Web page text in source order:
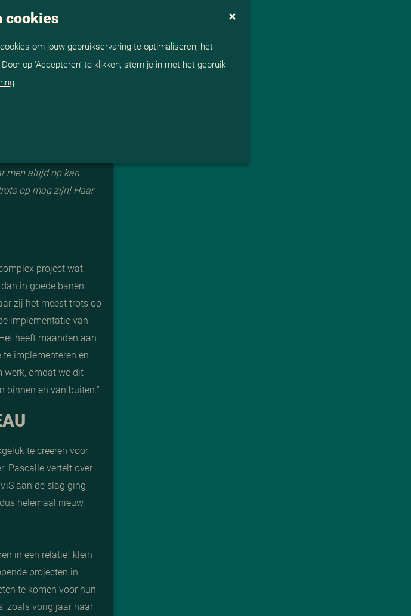
ook tijdens mijn
alle andere collega’s is
uitjes veel
Niet alleen voor
hele land aan hun
men altijd op kan
op mag zijn! Haar
project wat
in goede banen
zij het meest trots op
implementatie van
heeft maanden aan
implementeren en
werk, omdat we dit
binnen en van buiten.”
te creëren voor
Pascalle vertelt over
aan de slag ging
helemaal nieuw
in een relatief klein
projecten in
te komen voor hun
zoals vorig jaar naar
cookies
om jouw gebruikservaring te optimaliseren, het
op ‘Accepteren’ te klikken, stem je in met het gebruik
.